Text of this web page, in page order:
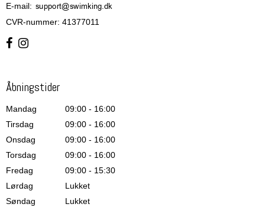
E-mail:
CVR-nummer: 41377011
Åbningstider
Mandag
09:00 - 16:00
Tirsdag
09:00 - 16:00
Onsdag
09:00 - 16:00
Torsdag
09:00 - 16:00
Fredag
09:00 - 15:30
Lørdag
Lukket
Søndag
Lukket